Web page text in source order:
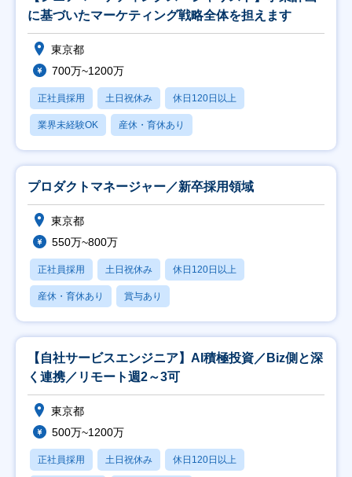
に基づいたマーケティング戦略全体を担えます
東京都
700万~1200万
正社員採用 土日祝休み 休日120日以上
業界未経験OK 産休・育休あり
プロダクトマネージャー／新卒採用領域
東京都
550万~800万
正社員採用 土日祝休み 休日120日以上
産休・育休あり 賞与あり
【自社サービスエンジニア】AI積極投資／Biz側と深
く連携／リモート週2～3可
東京都
500万~1200万
正社員採用 土日祝休み 休日120日以上